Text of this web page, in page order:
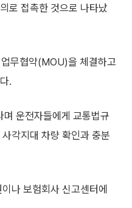
로 접촉한 것으로 나타났
무협약(MOU)을 체결하고
.
운전자들에게 교통법규
각지대 차량 확인과 충분
나 보험회사 신고센터에